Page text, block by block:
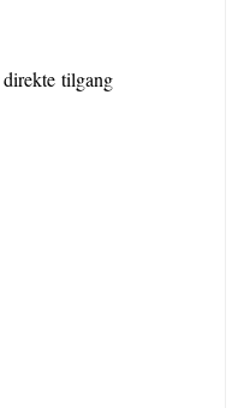
tilgang